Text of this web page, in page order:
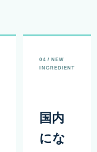
04/ NEW
INGREDIENT
国内
にな